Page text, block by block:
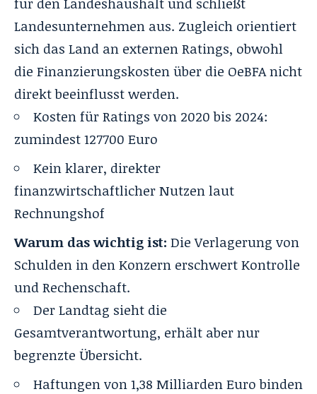
Landesunternehmen aus. Zugleich orientiert
sich das Land an externen Ratings, obwohl
die Finanzierungskosten über die OeBFA nicht
direkt beeinflusst werden.
Kosten für Ratings von 2020 bis 2024:
zumindest 127700 Euro
Kein klarer, direkter
finanzwirtschaftlicher Nutzen laut
Rechnungshof
Warum das wichtig ist: Die Verlagerung von
Schulden in den Konzern erschwert Kontrolle
und Rechenschaft.
Der Landtag sieht die
Gesamtverantwortung, erhält aber nur
begrenzte Übersicht.
Haftungen von 1,38 Milliarden Euro binden